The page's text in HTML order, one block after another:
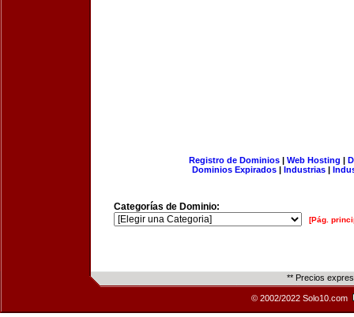
Registro de Dominios| Web Hosting |
Dominios Expirados | Industrias |
Categorías de Dominio:
[Pág.
** Precios
© 2002/2022 Solo10.com